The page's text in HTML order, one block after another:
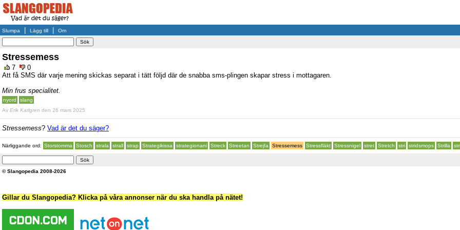
Slumpa Lägg till Om
Stressemess
7
0
Att få SMS där varje mening skickas separat i tätt följd där de snabba sms-plingen skapar stress i mottagaren.
Min frus specialitet.
nyord
slang
Av Erik Karlgren den 26 mars 2025
Stressemess? Vad är det du säger?
Närliggande ord: Storstomma Stosch strala strall strap Strategikissa strategionani Streck Streetan Strejfa Stressemess Stressfläkt Stressnigel stret Stretch stri stridsmops Strilla
© Slangopedia 2008-2026
Gillar du Slangopedia? Klicka på våra annonser när du ska handla på nätet!